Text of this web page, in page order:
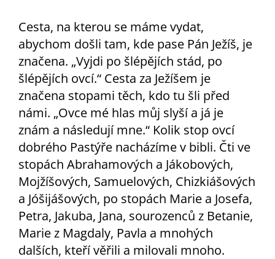
Cesta, na kterou se máme vydat,
abychom došli tam, kde pase Pán Ježíš, je
značena. „Vyjdi po šlépějích stád, po
šlépějích ovcí.“ Cesta za Ježíšem je
značena stopami těch, kdo tu šli před
námi. „Ovce mé hlas můj slyší a já je
znám a následují mne.“ Kolik stop ovcí
dobrého Pastýře nacházíme v bibli. Čti ve
stopách Abrahamových a Jákobových,
Mojžíšových, Samuelových, Chizkiášových
a Jóšijášových, po stopách Marie a Josefa,
Petra, Jakuba, Jana, sourozenců z Betanie,
Marie z Magdaly, Pavla a mnohých
dalších, kteří věřili a milovali mnoho.